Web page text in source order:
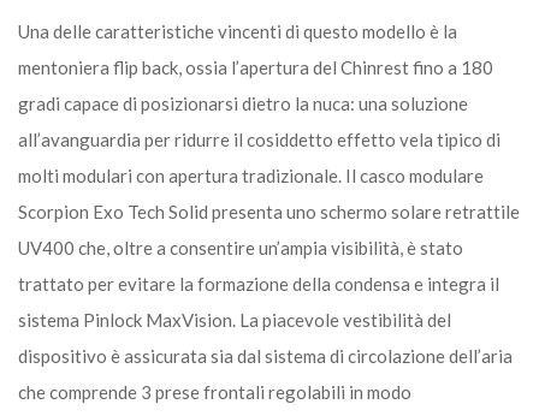
Una delle caratteristiche vincenti di questo modello è la
mentoniera flip back, ossia l’apertura del Chinrest fino a 180
gradi capace di posizionarsi dietro la nuca: una soluzione
all’avanguardia per ridurre il cosiddetto effetto vela tipico di
molti modulari con apertura tradizionale. Il casco modulare
Scorpion Exo Tech Solid presenta uno schermo solare retrattile
UV400 che, oltre a consentire un’ampia visibilità, è stato
trattato per evitare la formazione della condensa e integra il
sistema Pinlock MaxVision. La piacevole vestibilità del
dispositivo è assicurata sia dal sistema di circolazione dell’aria
che comprende 3 prese frontali regolabili in modo